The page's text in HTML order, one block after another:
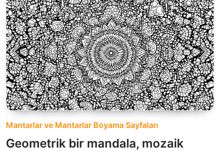
Mantarlar ve Mantarlar Boyama Sayfaları
Geometrik bir mandala, mozaik